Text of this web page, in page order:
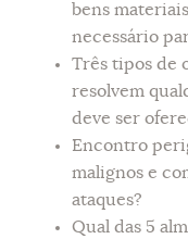
bens
necessário
Três tipos de
resolvem
deve ser
Encontro
malignos e
ataques?
Qual das 5